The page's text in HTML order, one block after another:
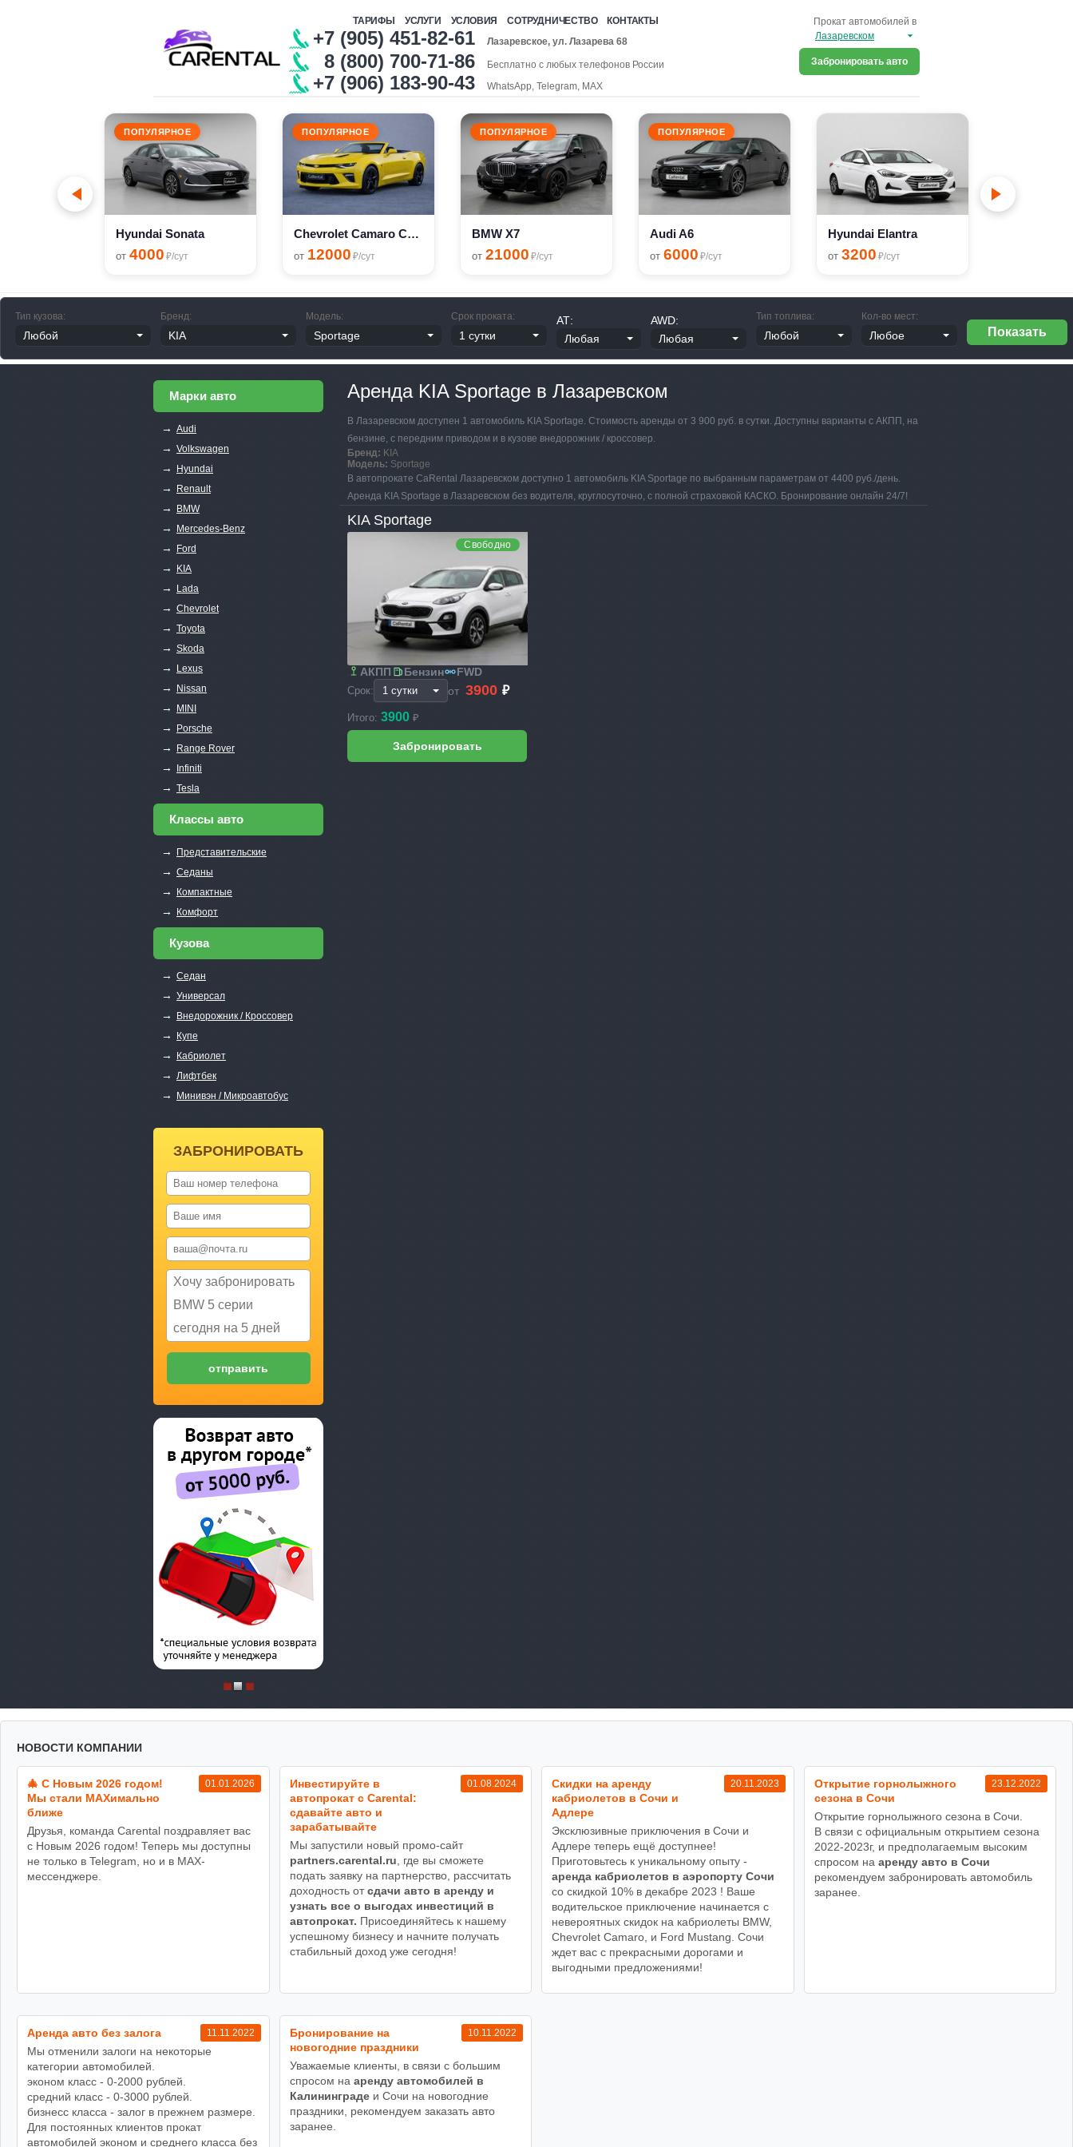
ТАРИФЫ УСЛУГИ УСЛОВИЯ СОТРУДНИЧЕСТВО КОНТАКТЫ Прокат автомобилей в
Забронировать авто
+7 (905) 451-82-61 Лазаревское, ул. Лазарева 68
8 (800) 700-71-86 Бесплатно с любых телефонов России
+7 (906) 183-90-43 WhatsApp, Telegram, MAX
ПОПУЛЯРНОЕ
Hyundai Sonata
от 4000 ₽/сут
ПОПУЛЯРНОЕ
Chevrolet Camaro Cabriolet
от 12000 ₽/сут
ПОПУЛЯРНОЕ
BMW X7
от 21000 ₽/сут
ПОПУЛЯРНОЕ
Audi A6
от 6000 ₽/сут
Hyundai Elantra
от 3200 ₽/сут
Тип кузова: Бренд: Модель: Срок проката: АТ: AWD: Тип топлива: Кол-во мест:
Марки авто
→ Audi
→ Volkswagen
→ Hyundai
→ Renault
→ BMW
→ Mercedes-Benz
→ Ford
→ KIA
→ Lada
→ Chevrolet
→ Toyota
→ Skoda
→ Lexus
→ Nissan
→ MINI
→ Porsche
→ Range Rover
→ Infiniti
→ Tesla
Классы авто
→ Представительские
→ Седаны
→ Компактные
→ Комфорт
Кузова
→ Седан
→ Универсал
→ Внедорожник / Кроссовер
→ Купе
→ Кабриолет
→ Лифтбек
→ Минивэн / Микроавтобус
ЗАБРОНИРОВАТЬ
Аренда KIA Sportage в Лазаревском
В Лазаревском доступен 1 автомобиль KIA Sportage. Стоимость аренды от 3 900 руб. в сутки. Доступны варианты с АКПП, на
бензине, с передним приводом и в кузове внедорожник / кроссовер.
Бренд: KIA
Модель: Sportage
В автопрокате CaRental Лазаревском доступно 1 автомобиль KIA Sportage по выбранным параметрам от 4400 руб./день.
Аренда KIA Sportage в Лазаревском без водителя, круглосуточно, с полной страховкой КАСКО. Бронирование онлайн 24/7!
KIA Sportage
Свободно
АКПП Бензин FWD
Срок: от 3900 ₽
Итого: 3900 ₽
НОВОСТИ КОМПАНИИ
01.01.2026
🎄 С Новым 2026 годом!
Мы стали MAXимально
ближе
Друзья, команда Carental поздравляет вас
с Новым 2026 годом! Теперь мы доступны
не только в Telegram, но и в MAX-
мессенджере.
01.08.2024
Инвестируйте в
автопрокат с Carental:
сдавайте авто и
зарабатывайте
Мы запустили новый промо-сайт
partners.carental.ru , где вы сможете
подать заявку на партнерство, рассчитать
доходность отсдачи авто в аренду и
узнать все о выгодах инвестиций в
автопрокат. Присоединяйтесь к нашему
успешному бизнесу и начните получать
стабильный доход уже сегодня!
20.11.2023
Cкидки на аренду
кабриолетов в Сочи и
Адлере
Эксклюзивные приключения в Сочи и
Адлере теперь ещё доступнее!
Приготовьтесь к уникальному опыту -
аренда кабриолетов в аэропорту Сочи
со скидкой 10% в декабре 2023 ! Ваше
водительское приключение начинается с
невероятных скидок на кабриолеты BMW,
Chevrolet Camaro, и Ford Mustang. Сочи
ждет вас с прекрасными дорогами и
выгодными предложениями!
23.12.2022
Открытие горнолыжного
сезона в Сочи
Открытие горнолыжного сезона в Сочи.
В связи с официальным открытием сезона
2022-2023г, и предполагаемым высоким
спросом на аренду авто в Сочи
рекомендуем забронировать автомобиль
заранее.
11.11.2022
Аренда авто без залога
Мы отменили залоги на некоторые
категории автомобилей.
эконом класс - 0-2000 рублей.
средний класс - 0-3000 рублей.
бизнесс класса - залог в прежнем размере.
Для постоянных клиентов прокат
автомобилей эконом и среднего класса без
10.11.2022
Бронирование на
новогодние праздники
Уважаемые клиенты, в связи с большим
спросом на аренду автомобилей в
Калининградеи Сочи на новогодние
праздники, рекомендуем заказать авто
заранее.